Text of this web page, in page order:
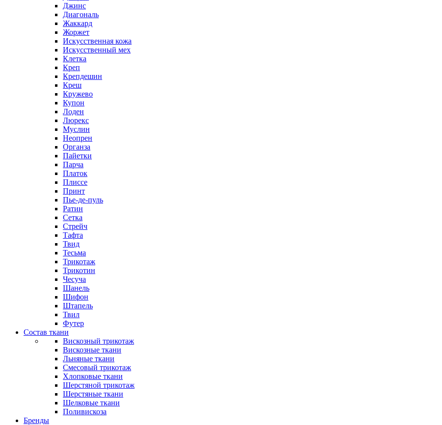
Джинс
Диагональ
Жаккард
Жоржет
Искусственная кожа
Искусственный мех
Клетка
Креп
Крепдешин
Креш
Кружево
Купон
Лоден
Люрекс
Муслин
Неопрен
Органза
Пайетки
Парча
Платок
Плиссе
Принт
Пье-де-пуль
Ратин
Сетка
Стрейч
Тафта
Твид
Тесьма
Трикотаж
Трикотин
Чесуча
Шанель
Шифон
Штапель
Твил
Футер
Состав ткани
Вискозный трикотаж
Вискозные ткани
Льняные ткани
Смесовый трикотаж
Хлопковые ткани
Шерстяной трикотаж
Шерстяные ткани
Шелковые ткани
Поливискоза
Бренды